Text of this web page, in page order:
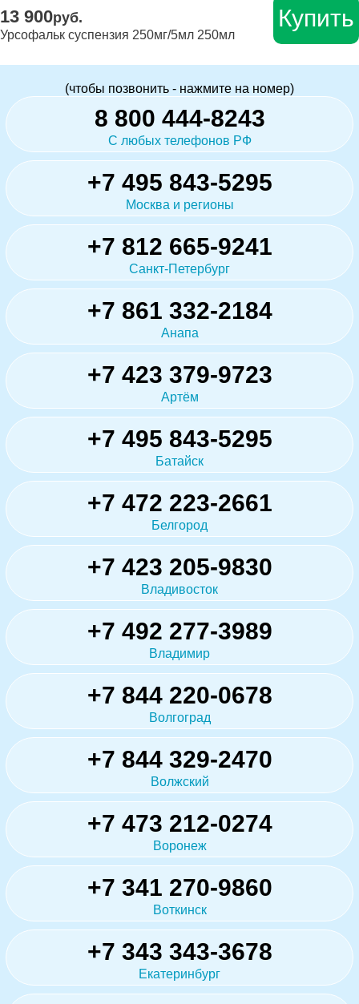
13 900руб.
Урсофальк суспензия 250мг/5мл 250мл
Купить
(чтобы позвонить - нажмите на номер)
8 800 444-8243
С любых телефонов РФ
+7 495 843-5295
Москва и регионы
+7 812 665-9241
Санкт-Петербург
+7 861 332-2184
Анапа
+7 423 379-9723
Артём
+7 495 843-5295
Батайск
+7 472 223-2661
Белгород
+7 423 205-9830
Владивосток
+7 492 277-3989
Владимир
+7 844 220-0678
Волгоград
+7 844 329-2470
Волжский
+7 473 212-0274
Воронеж
+7 341 270-9860
Воткинск
+7 343 343-3678
Екатеринбург